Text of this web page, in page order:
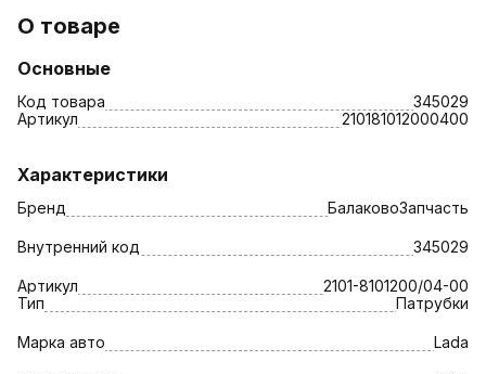
О товаре
Основные
Код товара
345029
Артикул
210181012000400
Характеристики
Бренд БалаковоЗапчасть
Внутренний код 345029
Артикул
2101-8101200/04-00
Тип
Патрубки
Марка авто Lada